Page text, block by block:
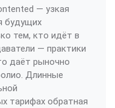
— узкая
будущих
тем, кто идёт в
— практики
даёт рыночно
Длинные
тарифах обратная